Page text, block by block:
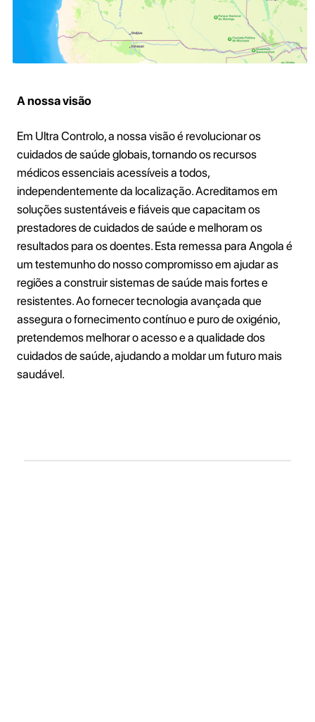
A nossa visão
Em Ultra Controlo, a nossa visão é revolucionar os
cuidados de saúde globais, tornando os recursos
médicos essenciais acessíveis a todos,
independentemente da localização. Acreditamos em
soluções sustentáveis e fiáveis que capacitam os
prestadores de cuidados de saúde e melhoram os
resultados para os doentes. Esta remessa para Angola é
um testemunho do nosso compromisso em ajudar as
regiões a construir sistemas de saúde mais fortes e
resistentes. Ao fornecer tecnologia avançada que
assegura o fornecimento contínuo e puro de oxigénio,
pretendemos melhorar o acesso e a qualidade dos
cuidados de saúde, ajudando a moldar um futuro mais
saudável.